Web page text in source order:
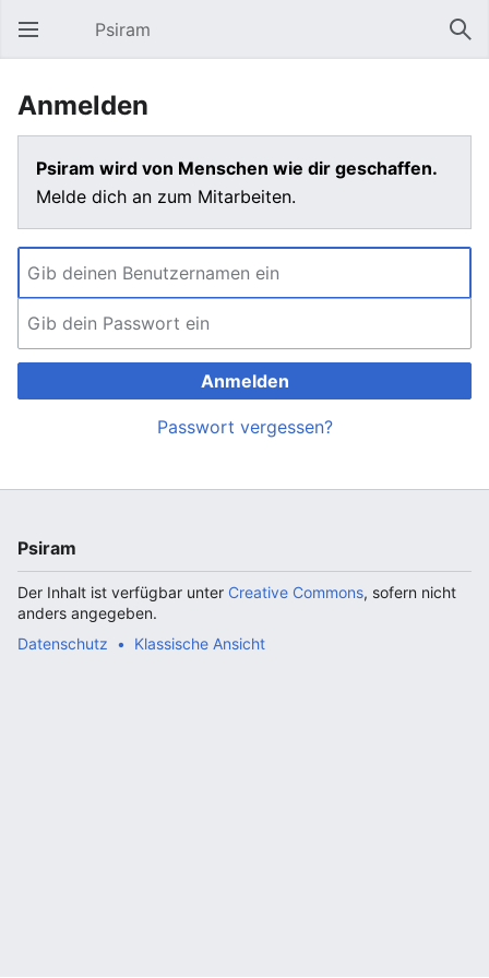
Hauptmenü öffnen Psiram
Anmelden
Psiram wird von Menschen wie dir geschaffen.
Melde dich an zum Mitarbeiten.
Anmelden
Passwort vergessen?
Psiram
Der Inhalt ist verfügbar unter Creative Commons, sofern nicht
anders angegeben.
Datenschutz
Klassische Ansicht